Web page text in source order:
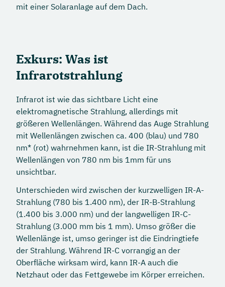
mit einer Solaranlage auf dem Dach.
Exkurs: Was ist
Infrarotstrahlung
Infrarot ist wie das sichtbare Licht eine
elektromagnetische Strahlung, allerdings mit
größeren Wellenlängen. Während das Auge Strahlung
mit Wellenlängen zwischen ca. 400 (blau) und 780
nm* (rot) wahrnehmen kann, ist die IR-Strahlung mit
Wellenlängen von 780 nm bis 1mm für uns
unsichtbar.
Unterschieden wird zwischen der kurzwelligen IR-A-
Strahlung (780 bis 1.400 nm), der IR-B-Strahlung
(1.400 bis 3.000 nm) und der langwelligen IR-C-
Strahlung (3.000 mm bis 1 mm). Umso größer die
Wellenlänge ist, umso geringer ist die Eindringtiefe
der Strahlung. Während IR-C vorrangig an der
Oberfläche wirksam wird, kann IR-A auch die
Netzhaut oder das Fettgewebe im Körper erreichen.